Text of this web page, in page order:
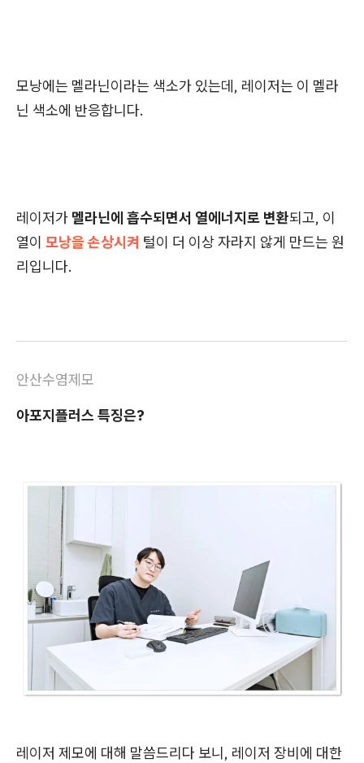
모낭에는 멜라닌이라는 색소가 있는데, 레이저는 이 멜라
닌 색소에 반응합니다.
레이저가 멜라닌에 흡수되면서 열에너지로 변환되고, 이
열이 모낭을 손상시켜 털이 더 이상 자라지 않게 만드는 원
리입니다.
안산수염제모
아포지플러스 특징은?
레이저 제모에 대해 말씀드리다 보니, 레이저 장비에 대한